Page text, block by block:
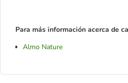
Para más información acerca de
Almo Nature